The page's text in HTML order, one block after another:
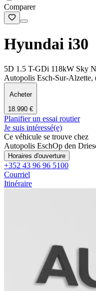
Comparer
Hyundai i30
5D 1.5 T-GDi 118kW Sky
Autopolis Esch-Sur-
Acheter
18.990 €
Planifier un essai routier
Je suis intéressé(e)
Ce véhicule se trouve chez
Autopolis EschOp den
Horaires d'ouverture
+352 43 96 96 5100
Courriel
Itinéraire